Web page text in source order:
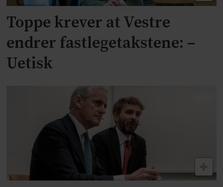
Toppe krever at Vestre
endrer fastlegetakstene: –
Uetisk